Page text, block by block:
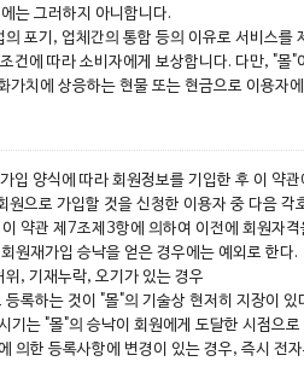
는 그러하지 아니합니다.
포기, 업체간의 통합 등의 이유로 서비스
건에 따라 소비자에게 보상합니다. 다만, "
가치에 상응하는 현물 또는 현금으로 이용자
입 양식에 따라 회원정보를 기입한 후 이 약
원으로 가입할 것을 신청한 이용자 중 다음
약관 제7조제3항에 의하여 이전에 회원자
원재가입 승낙을 얻은 경우에는 예외로 한다.
위, 기재누락, 오기가 있는 경우
등록하는 것이 "몰"의 기술상 현저히 지장이 있
기는 "몰"의 승낙이 회원에게 도달한 시점으로
의한 등록사항에 변경이 있는 경우, 즉시 전